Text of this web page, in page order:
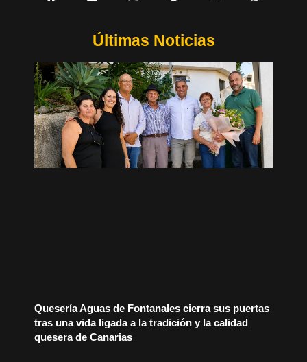
Últimas Noticias
Quesería Aguas de Fontanales cierra sus puertas
tras una vida ligada a la tradición y la calidad
quesera de Canarias